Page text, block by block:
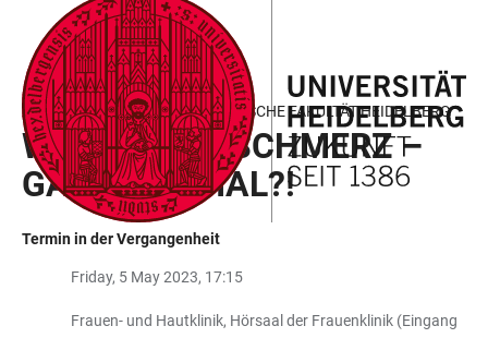
LINKS
ZUR
BARRIEREFREIHEIT
ZUM
HAUPTINHALT
HAUPTNAVIGATION
ÖFFNEN
WEBSEITENSUCHE
ÖFFNEN
ANTRITTSVORLESUNG MEDIZINISCHE FAKULTÄT HEIDELBERG
WEIBLICHER SCHMERZ –
GANZ NORMAL?!
Termin in der Vergangenheit
Friday, 5 May 2023, 17:15
Frauen- und Hautklinik, Hörsaal der Frauenklinik (Eingang